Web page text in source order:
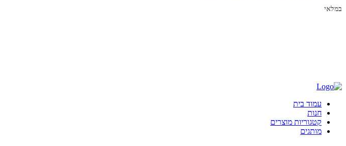
במלאי
עמוד בית
חנות
קטגוריות מוצרים
מותגים